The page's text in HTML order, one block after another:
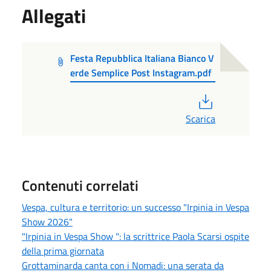
Allegati
Festa Repubblica Italiana Bianco V
erde Semplice Post Instagram.pdf
Scarica
Contenuti correlati
Vespa, cultura e territorio: un successo "Irpinia in Vespa
Show 2026"
"Irpinia in Vespa Show ": la scrittrice Paola Scarsi ospite
della prima giornata
Grottaminarda canta con i Nomadi: una serata da